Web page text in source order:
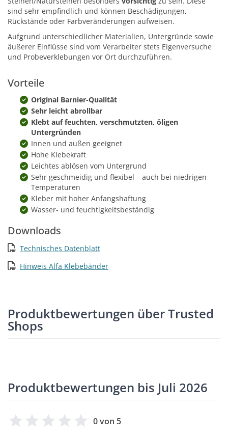
sind sehr empfindlich und können Beschädigungen,
Rückstände oder Farbveränderungen aufweisen.
Aufgrund unterschiedlicher Materialien, Untergründe sowie
äußerer Einflüsse sind vom Verarbeiter stets Eigenversuche
und Probeverklebungen vor Ort durchzuführen.
Vorteile
Original Barnier-Qualität
Sehr leicht abrollbar
Klebt auf feuchten, verschmutzten, öligen
Untergründen
Innen und außen geeignet
Hohe Klebekraft
Leichtes ablösen vom Untergrund
Sehr geschmeidig und flexibel – auch bei niedrigen
Temperaturen
Kleber mit hoher Anfangshaftung
Wasser‐ und feuchtigkeitsbeständig
Downloads
Technisches Datenblatt
Hinweis Alfa Klebebänder
Produktbewertungen über Trusted
Shops
Produktbewertungen bis Juli 2026
0 von 5